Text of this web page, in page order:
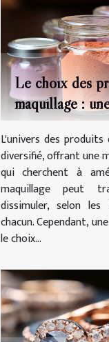
Le choix des
maquillage :
d'expérience
marque ?
L'univers des
diversifié, offrant une
qui cherchent à
maquillage peut
dissimuler, selon
chacun. Cependant,
le choix...